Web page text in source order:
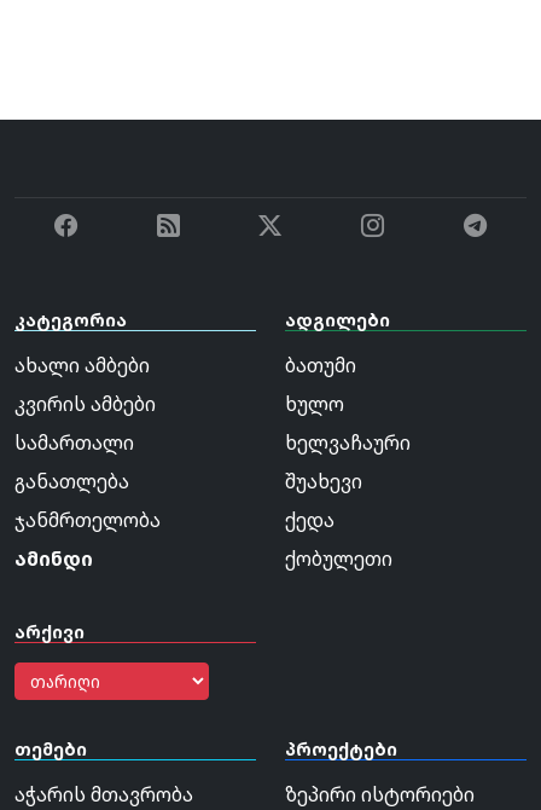
კატეგორია
ახალი ამბები
კვირის ამბები
სამართალი
განათლება
ჯანმრთელობა
ამინდი
არქივი
ადგილები
ბათუმი
ხულო
ხელვაჩაური
შუახევი
ქედა
ქობულეთი
თემები
აჭარის მთავრობა
პროექტები
ზეპირი ისტორიები